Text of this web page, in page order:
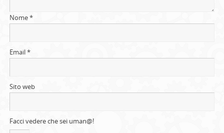
Nome*
Email*
Sito web
Facci vedere che sei uman@!